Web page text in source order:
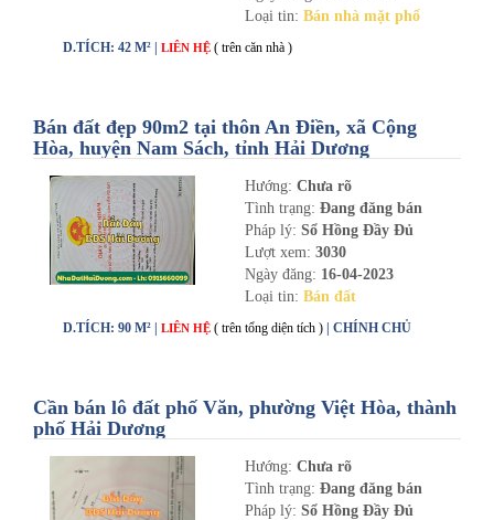
Loại tin: Bán nhà mặt phố
D.TÍCH: 42 M² | LIÊN HỆ ( trên căn nhà )
Bán đất đẹp 90m2 tại thôn An Điền, xã Cộng
Hòa, huyện Nam Sách, tỉnh Hải Dương
Hướng: Chưa rõ
Tình trạng: Đang đăng bán
Pháp lý: Sổ Hồng Đầy Đủ
Lượt xem: 3030
Ngày đăng: 16-04-2023
Loại tin: Bán đất
D.TÍCH: 90 M² | LIÊN HỆ ( trên tổng diện tích ) | CHÍNH CHỦ
Cần bán lô đất phố Văn, phường Việt Hòa, thành
phố Hải Dương
Hướng: Chưa rõ
Tình trạng: Đang đăng bán
Pháp lý: Sổ Hồng Đầy Đủ